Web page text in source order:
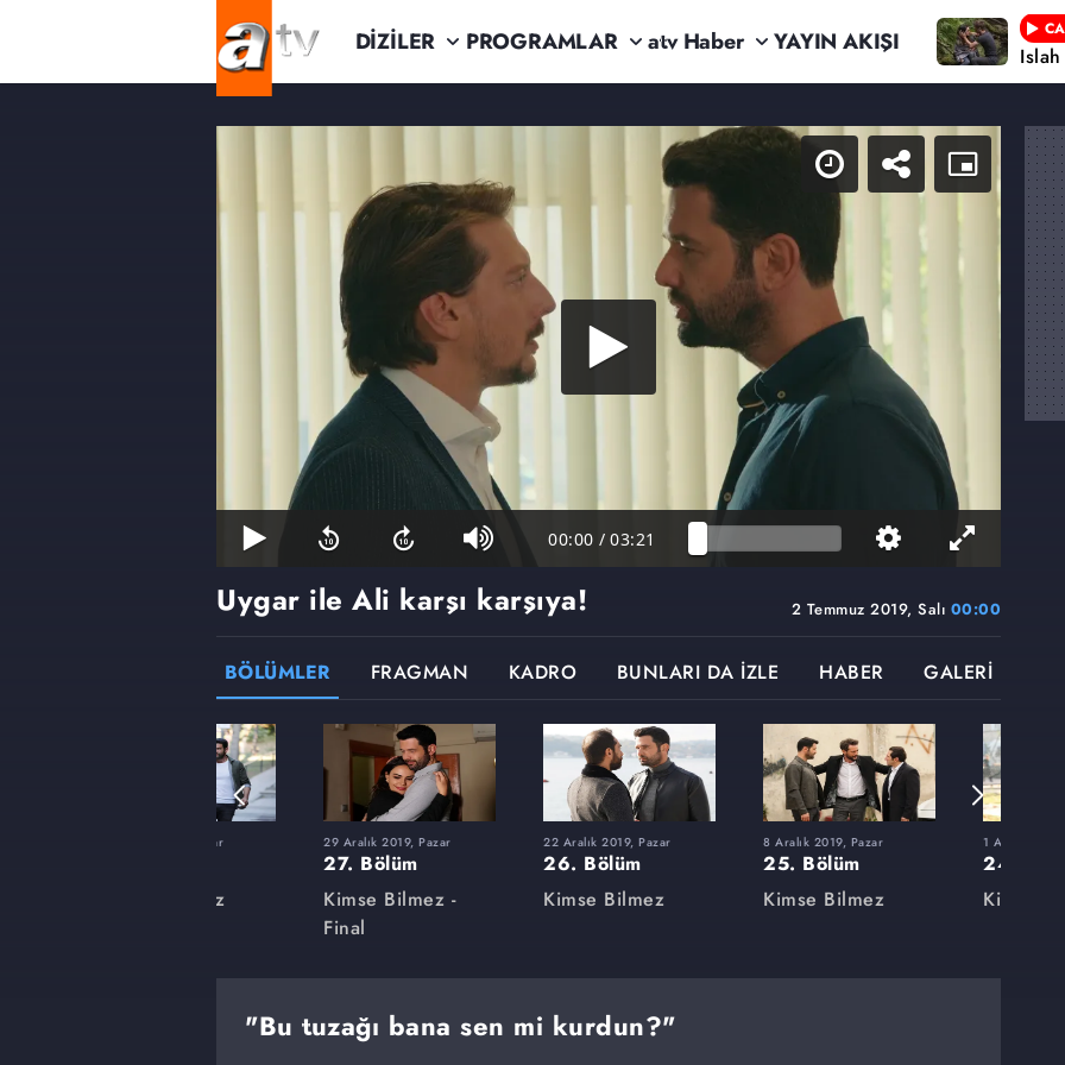
DİZİLER PROGRAMLAR atv Haber YAYIN AKIŞI Islah
00:00 / 03:21
2 Temmuz 2019, Salı 00:00
Uygar ile Ali karşı karşıya!
BÖLÜMLER FRAGMAN KADRO BUNLARI DA İZLE HABER GALERİ
29 Eylül 2019, Pazar
Kimse Bilmez
29 Aralık 2019, Pazar
27. Bölüm
Kimse Bilmez -
Final
22 Aralık 2019, Pazar
26. Bölüm
Kimse Bilmez
8 Aralık 2019, Pazar
25. Bölüm
Kimse Bilmez
1 Aralık 2019,
24.
Kimse
"Bu tuzağı bana sen mi kurdun?"